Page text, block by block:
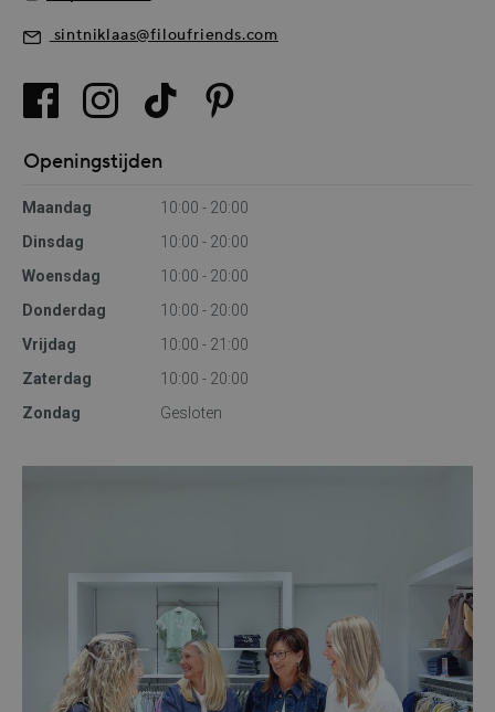
sintniklaas@filoufriends.com
Openingstijden
Maandag
10:00 - 20:00
Dinsdag
10:00 - 20:00
Woensdag
10:00 - 20:00
Donderdag
10:00 - 20:00
Vrijdag
10:00 - 21:00
Zaterdag
10:00 - 20:00
Zondag
Gesloten